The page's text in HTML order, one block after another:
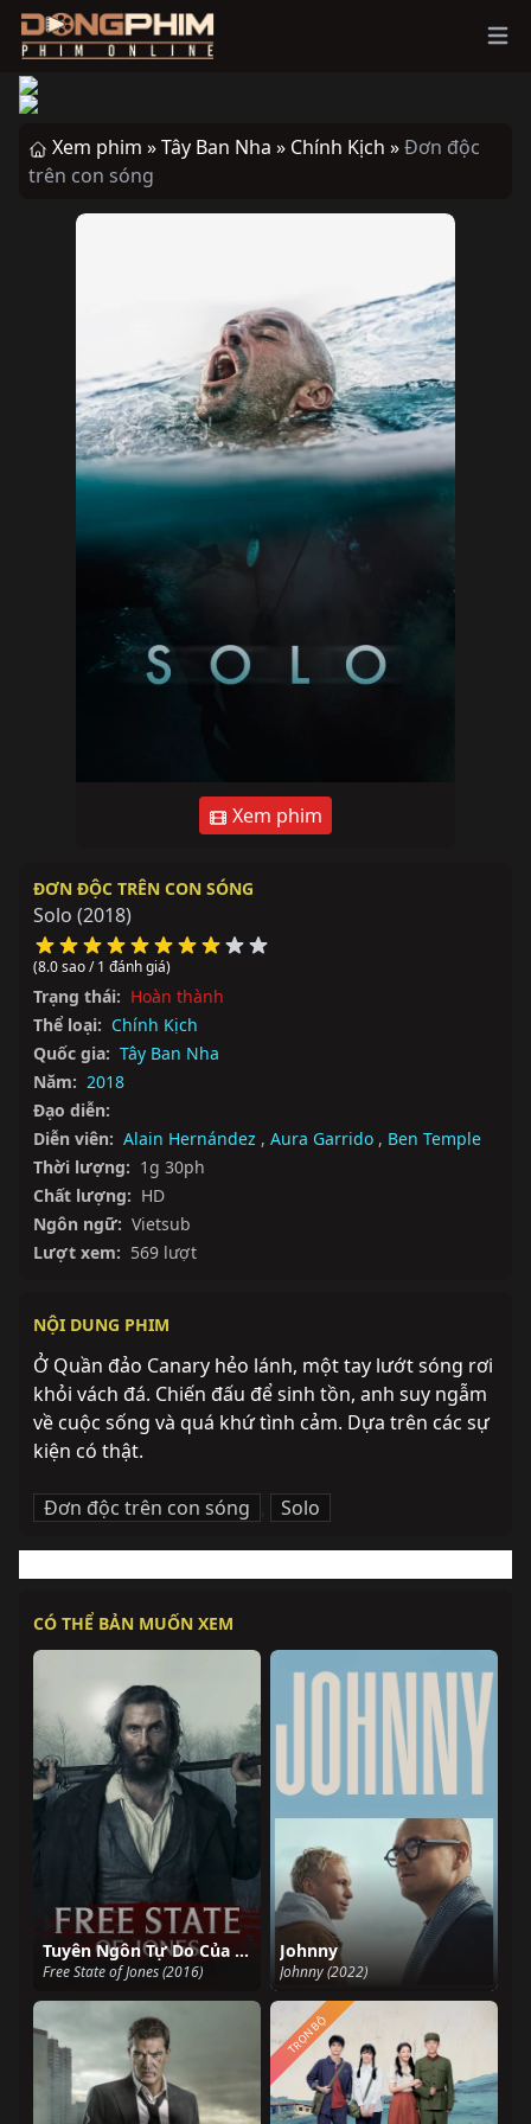
Xem phim »Tây Ban Nha » Chính Kịch »Đơn độc
trên con sóng
Xem phim
ĐƠN ĐỘC TRÊN CON SÓNG
Solo (2018)
(8.0 sao / 1 đánh giá)
Trạng thái: Hoàn thành
Thể loại: Chính Kịch
Quốc gia: Tây Ban Nha
Năm: 2018
Đạo diễn:
Diễn viên: Alain Hernández , Aura Garrido , Ben Temple
Thời lượng: 1g 30ph
Chất lượng: HD
Ngôn ngữ: Vietsub
Lượt xem: 569 lượt
NỘI DUNG PHIM
Ở Quần đảo Canary hẻo lánh, một tay lướt sóng rơi
khỏi vách đá. Chiến đấu để sinh tồn, anh suy ngẫm
về cuộc sống và quá khứ tình cảm. Dựa trên các sự
kiện có thật.
Đơn độc trên con sóng , Solo
CÓ THỂ BẢN MUỐN XEM
Tuyên Ngôn Tự Do Của Jones
Free State of Jones (2016)
Johnny
Johnny (2022)
TRỌN BỘ